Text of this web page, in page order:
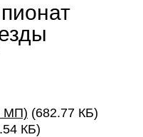
МП) (682.77 КБ)
КБ)